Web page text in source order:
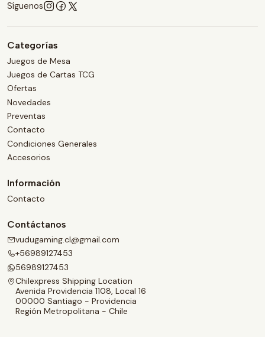
Síguenos
Categorías
Juegos de Mesa
Juegos de Cartas TCG
Ofertas
Novedades
Preventas
Contacto
Condiciones Generales
Accesorios
Información
Contacto
Contáctanos
vudugaming.cl@gmail.com
+56989127453
56989127453
Chilexpress Shipping Location
Avenida Providencia 1108, Local 16
00000 Santiago - Providencia
Región Metropolitana - Chile